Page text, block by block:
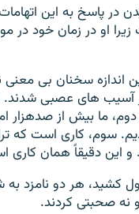
در پاسخ به این
او در زمان خود در
اندازه سخنان بی معنی
آسیب های عصبی
ما بیش از صدهزار
سوم، کاری است که
و این دقیقاً همان
که حدود ۹۰ دقیقه طول کشید،
نه صحبتی کردند.